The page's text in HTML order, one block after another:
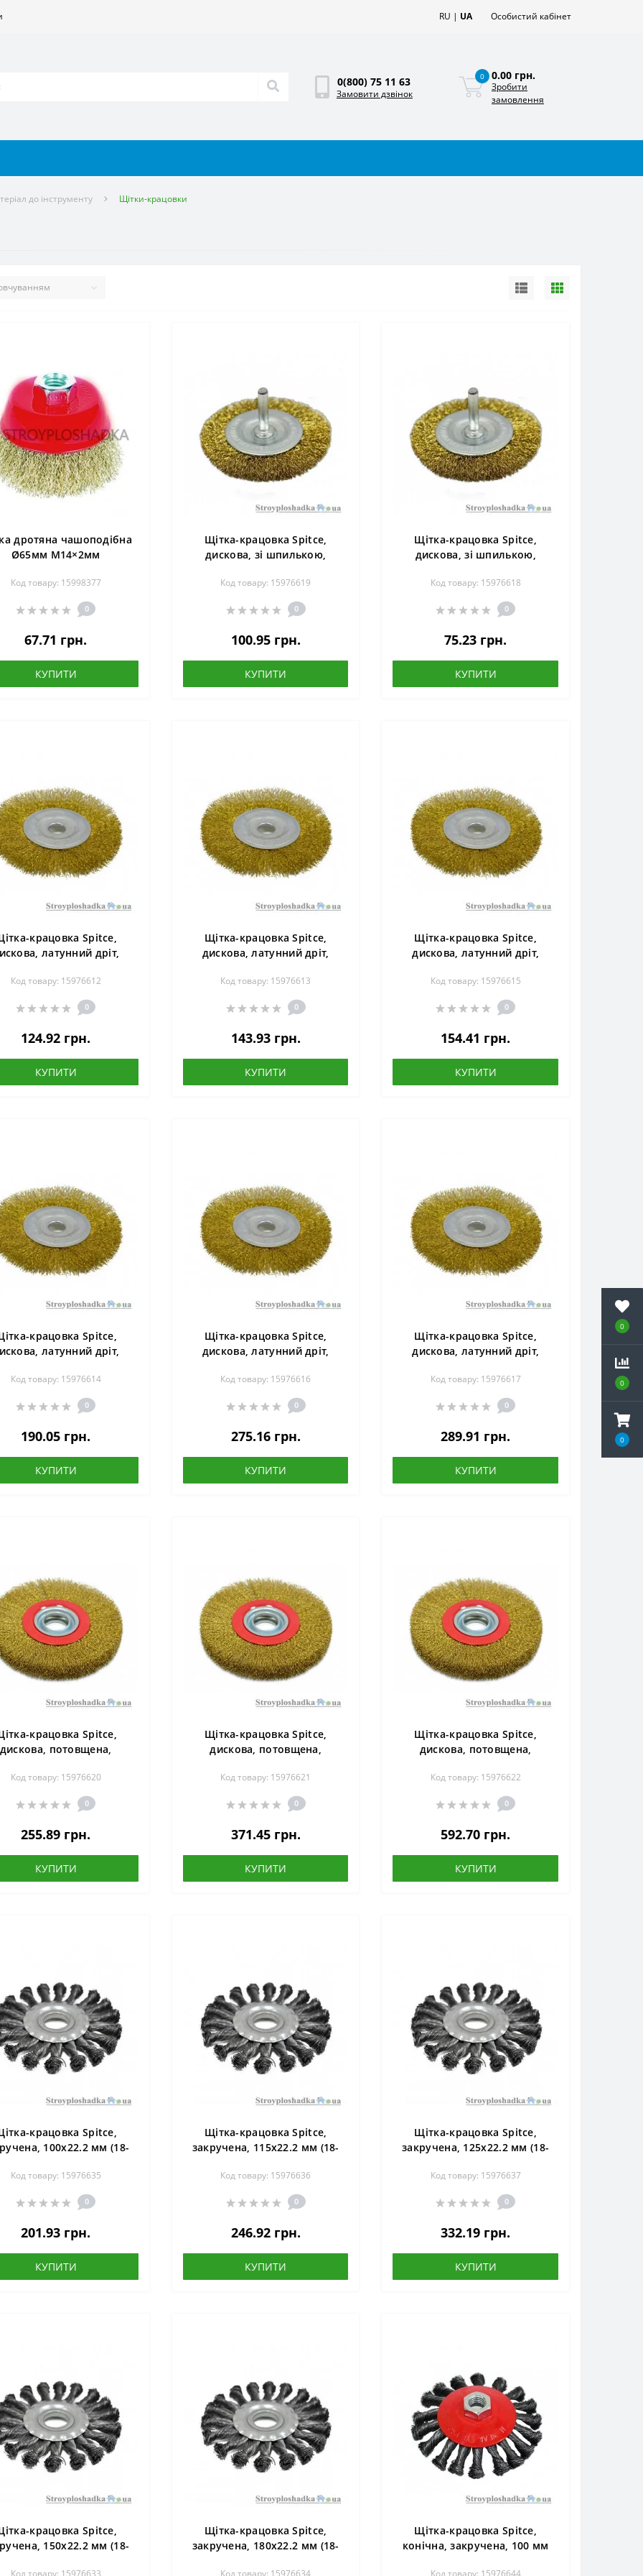
0
0
0
RU | UA Особистий кабінет
0(800) 75 11 63
Замовити дзвінок
0 0.00 грн.
Зробити
замовлення
до інструменту Щітки-крацовки
дротяна чашоподібна
Ø65мм М14×2мм
(9014061)
Код товару: 15998377
0
67.71 грн.
КУПИТИ
Щітка-крацовка Spitce,
дискова, зі шпилькою,
062)
Код товару: 15976619
0
100.95 грн.
КУПИТИ
Щітка-крацовка Spitce,
дискова, зі шпилькою,
Код товару: 15976618
0
75.23 грн.
КУПИТИ
крацовка Spitce,
латунний дріт,
Код товару: 15976612
0
124.92 грн.
КУПИТИ
Щітка-крацовка Spitce,
дискова, латунний дріт,
Код товару: 15976613
0
143.93 грн.
КУПИТИ
Щітка-крацовка Spitce,
дискова, латунний дріт,
Код товару: 15976615
0
154.41 грн.
КУПИТИ
крацовка Spitce,
латунний дріт,
Код товару: 15976614
0
190.05 грн.
КУПИТИ
Щітка-крацовка Spitce,
дискова, латунний дріт,
Код товару: 15976616
0
275.16 грн.
КУПИТИ
Щітка-крацовка Spitce,
дискова, латунний дріт,
Код товару: 15976617
0
289.91 грн.
КУПИТИ
крацовка Spitce,
дискова, потовщена,
073)
Код товару: 15976620
0
255.89 грн.
КУПИТИ
Щітка-крацовка Spitce,
дискова, потовщена,
074)
Код товару: 15976621
0
371.45 грн.
КУПИТИ
Щітка-крацовка Spitce,
дискова, потовщена,
075)
Код товару: 15976622
0
592.70 грн.
КУПИТИ
крацовка Spitce,
100х22.2 мм (18-
Код товару: 15976635
0
201.93 грн.
КУПИТИ
Щітка-крацовка Spitce,
закручена, 115х22.2 мм (18-
Код товару: 15976636
0
246.92 грн.
КУПИТИ
Щітка-крацовка Spitce,
закручена, 125х22.2 мм (18-
Код товару: 15976637
0
332.19 грн.
КУПИТИ
крацовка Spitce,
150х22.2 мм (18-
Щітка-крацовка Spitce,
закручена, 180х22.2 мм (18-
Щітка-крацовка Spitce,
конічна, закручена, 100 мм